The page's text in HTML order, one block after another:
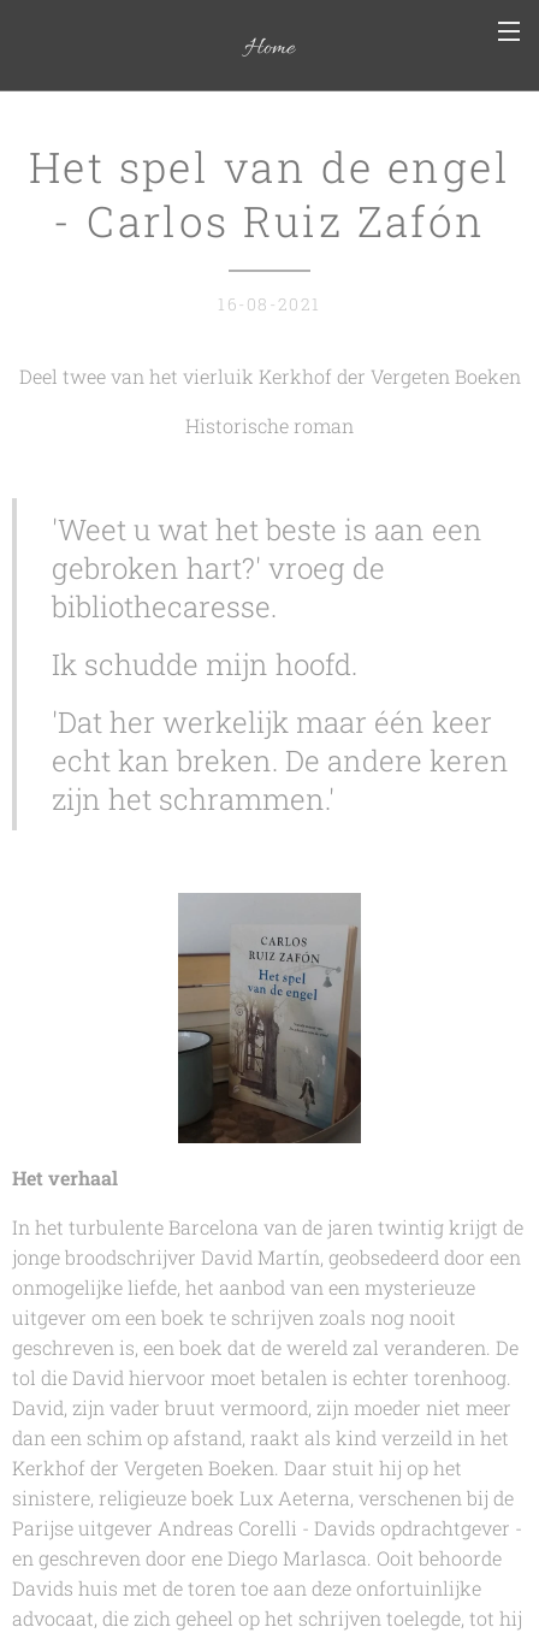
Home
Het spel van de engel
- Carlos Ruiz Zafón
16-08-2021
Deel twee van het vierluik Kerkhof der Vergeten Boeken
Historische roman
'Weet u wat het beste is aan een
gebroken hart?' vroeg de
bibliothecaresse.
Ik schudde mijn hoofd.
'Dat her werkelijk maar één keer
echt kan breken. De andere keren
zijn het schrammen.'
Het verhaal
In het turbulente Barcelona van de jaren twintig krijgt de
jonge broodschrijver David Martín, geobsedeerd door een
onmogelijke liefde, het aanbod van een mysterieuze
uitgever om een boek te schrijven zoals nog nooit
geschreven is, een boek dat de wereld zal veranderen. De
tol die David hiervoor moet betalen is echter torenhoog.
David, zijn vader bruut vermoord, zijn moeder niet meer
dan een schim op afstand, raakt als kind verzeild in het
Kerkhof der Vergeten Boeken. Daar stuit hij op het
sinistere, religieuze boek Lux Aeterna, verschenen bij de
Parijse uitgever Andreas Corelli - Davids opdrachtgever -
en geschreven door ene Diego Marlasca. Ooit behoorde
Davids huis met de toren toe aan deze onfortuinlijke
advocaat, die zich geheel op het schrijven toelegde, tot hij